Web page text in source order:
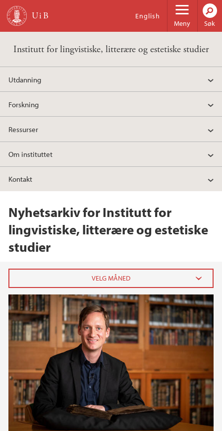
Hopp til hovedinnhold
Meny
English
Søk
Institutt for lingvistiske, litterære og estetiske studier
Utdanning
Forskning
Ressurser
Om instituttet
Kontakt
Nyhetsarkiv for Institutt for
lingvistiske, litterære og estetiske
studier
2026
mai (1)
mars (4)
februar (1)
2025
2023